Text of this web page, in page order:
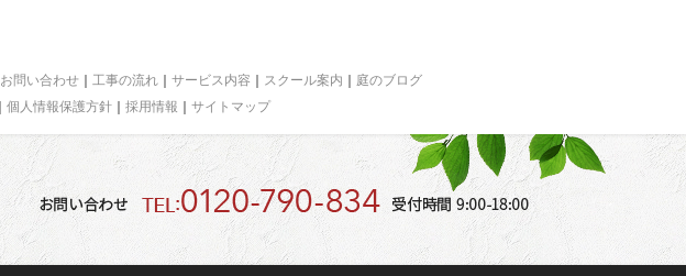
お問い合わせ 工事の流れ サービス内容 スクール案内
庭のブログ
個人情報保護方針 採用情報 サイトマップ